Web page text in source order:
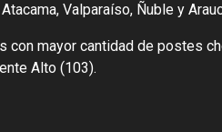
Valparaíso, Ñuble y
con mayor cantidad de postes
Alto (103).